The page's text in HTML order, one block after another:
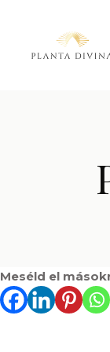
Meséld el